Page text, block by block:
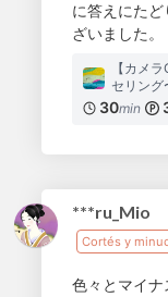
に答えにた
ざいました。
【カメ
セリング
30min
***ru_Mio
Cortés y
色々とマイ